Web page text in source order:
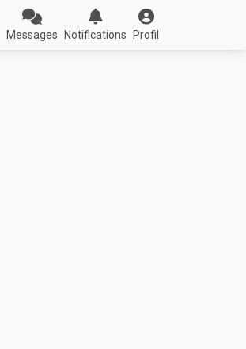
Messages Notifications Profil